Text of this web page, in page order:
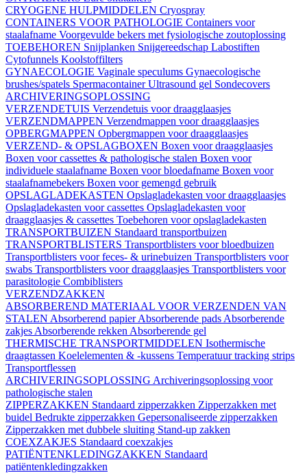
CRYOGENE HULPMIDDELEN Cryospray
CONTAINERS VOOR PATHOLOGIE Containers voor
staalafname Voorgevulde bekers met fysiologische zoutoplossing
TOEBEHOREN Snijplanken Snijgereedschap Labostiften
Cytofunnels Koolstoffilters
GYNAECOLOGIE Vaginale speculums Gynaecologische
brushes/spatels SpermacontainerUltrasound gel Sondecovers
ARCHIVERINGSOPLOSSING
VERZENDETUIS Verzendetuis voor draagglaasjes
VERZENDMAPPEN Verzendmappen voor draagglaasjes
OPBERGMAPPEN Opbergmappen voor draagglaasjes
VERZEND- & OPSLAGBOXEN Boxen voor draagglaasjes
Boxen voor cassettes & pathologische stalen Boxen voor
individuele staalafname Boxen voor bloedafname Boxen voor
staalafnamebekers Boxen voor gemengd gebruik
OPSLAGLADEKASTEN Opslagladekasten voor draagglaasjes
Opslagladekasten voor cassettes Opslagladekasten voor
draagglaasjes & cassettes Toebehoren voor opslagladekasten
TRANSPORTBUIZEN Standaard transportbuizen
TRANSPORTBLISTERS Transportblisters voor bloedbuizen
Transportblisters voor feces- & urinebuizen Transportblisters voor
swabs Transportblisters voor draagglaasjes Transportblisters voor
parasitologie Combiblisters
VERZENDZAKKEN
ABSORBEREND MATERIAAL VOOR VERZENDEN VAN
STALEN Absorberend papierAbsorberende pads Absorberende
zakjes Absorberende rekken Absorberende gel
THERMISCHE TRANSPORTMIDDELEN Isothermische
draagtassen Koelelementen & -kussens Temperatuur tracking strips
Transportflessen
ARCHIVERINGSOPLOSSING Archiveringsoplossing voor
pathologische stalen
ZIPPERZAKKEN Standaard zipperzakken Zipperzakken met
buidel Bedrukte zipperzakken Gepersonaliseerde zipperzakken
Zipperzakken met dubbele sluiting Stand-up zakken
COEXZAKJES Standaard coexzakjes
PATIËNTENKLEDINGZAKKEN Standaard
patiëntenkledingzakken